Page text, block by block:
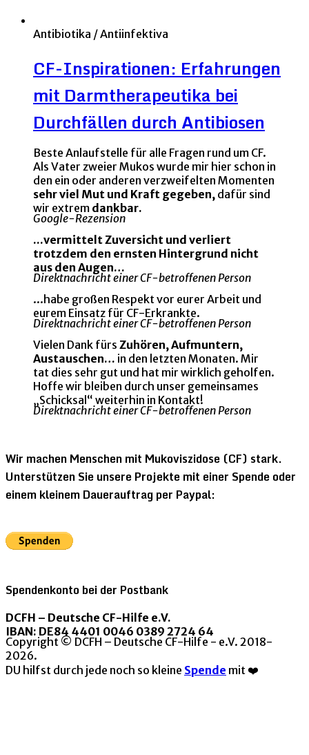
Antibiotika / Antiinfektiva
CF-Inspirationen: Erfahrungen
mit Darmtherapeutika bei
Durchfällen durch Antibiosen
Beste Anlaufstelle für alle Fragen rund um CF.
Als Vater zweier Mukos wurde mir hier schon in
den ein oder anderen verzweifelten Momenten
sehr viel Mut und Kraft gegeben, dafür sind
wir extrem dankbar.
Google-Rezension
...vermittelt Zuversicht und verliert
trotzdem den ernsten Hintergrund nicht
aus den Augen…
Direktnachricht einer CF-betroffenen Person
...habe großen Respekt vor eurer Arbeit und
eurem Einsatz für CF-Erkrankte.
Direktnachricht einer CF-betroffenen Person
Vielen Dank fürs Zuhören, Aufmuntern,
Austauschen… in den letzten Monaten. Mir
tat dies sehr gut und hat mir wirklich geholfen.
Hoffe wir bleiben durch unser gemeinsames
„Schicksal“ weiterhin in Kontakt!
Direktnachricht einer CF-betroffenen Person
Wir machen Menschen mit Mukoviszidose (CF) stark.
Unterstützen Sie unsere Projekte mit einer Spende oder
einem kleinem Dauerauftrag per Paypal:
Spendenkonto bei der Postbank
DCFH – Deutsche CF-Hilfe e.V.
IBAN: DE84 4401 0046 0389 2724 64
Copyright © DCFH – Deutsche CF-Hilfe - e.V. 2018-
2026.
DU hilfst durch jede noch so kleine Spende mit ❤️